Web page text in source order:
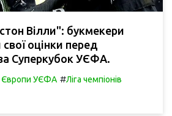
Вілли": букмекери
оцінки перед
Суперкубок УЄФА.
Європи УЄФА #Ліга чемпіонів